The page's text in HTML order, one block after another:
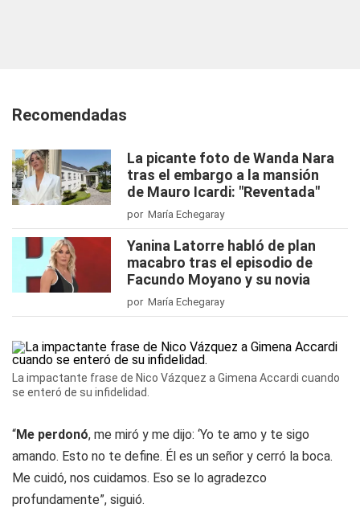
Recomendadas
La picante foto de Wanda Nara
tras el embargo a la mansión
de Mauro Icardi: "Reventada"
por María Echegaray
Yanina Latorre habló de plan
macabro tras el episodio de
Facundo Moyano y su novia
por María Echegaray
La impactante frase de Nico Vázquez a Gimena Accardi cuando
se enteró de su infidelidad.
“Me perdonó, me miró y me dijo: ‘Yo te amo y te sigo
amando. Esto no te define. Él es un señor y cerró la boca.
Me cuidó, nos cuidamos. Eso se lo agradezco
profundamente”, siguió.